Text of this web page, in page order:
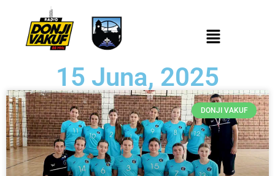
15 Juna, 2025
DONJI VAKUF